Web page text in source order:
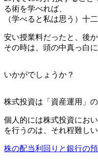
る術を学べれば、
（学べると私は思う）十
安い授業料だったと、後
その時は、頭の中真っ白
いかがでしょうか？
株式投資は「資産運用」
個人的には株式投資におい
を行うのは、それ程難し
株の配当利回りと銀行の